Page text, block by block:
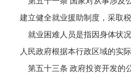
建立健全就业援助制度，采取
就业困难人员是指因身体状
人民政府根据本行政区域的实
第五十三条 政府投资开发的